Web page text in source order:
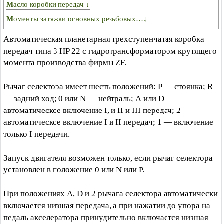
Масло коробки передач ↓
Моменты затяжки основных резьбовых…↓
Автоматическая планетарная трехступенчатая коробка
передач типа 3 HP 22 с гидротрансформатором крутящего
момента производства фирмы ZF.
Рычаг селектора имеет шесть положений: Р — стоянка; R
— задний ход; 0 или N — нейтраль; А или D —
автоматическое включение I, и II и III передач; 2 —
автоматическое включение I и II передач; 1 — включение
только I передачи.
Запуск двигателя возможен только, если рычаг селектора
установлен в положение 0 или N или Р.
При положениях A, D и 2 рычага селектора автоматически
включается низшая передача, а при нажатии до упора на
педаль акселератора принудительно включается низшая